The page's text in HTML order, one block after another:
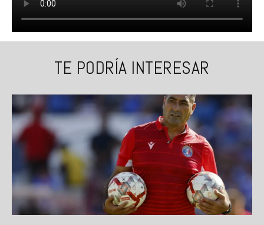
TE PODRÍA INTERESAR